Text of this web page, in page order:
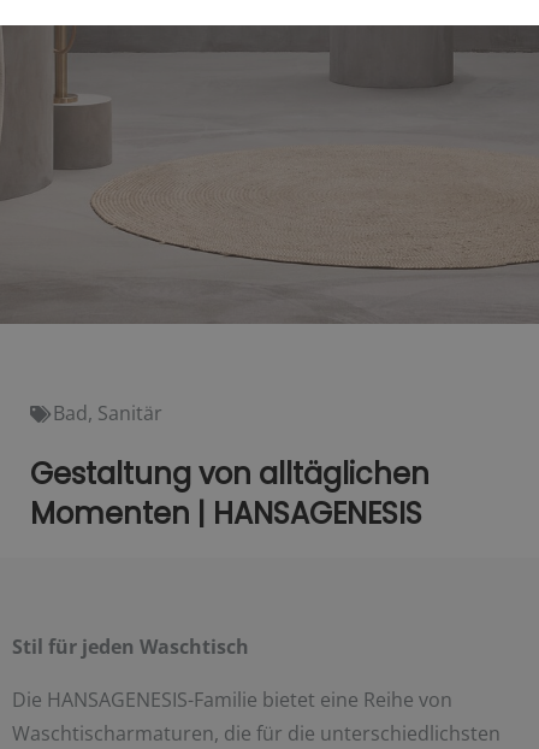
Bad, Sanitär
Gestaltung von alltäglichen
Momenten | HANSAGENESIS
Stil für jeden Waschtisch
Die HANSAGENESIS-Familie bietet eine Reihe von
Waschtischarmaturen, die für die unterschiedlichsten